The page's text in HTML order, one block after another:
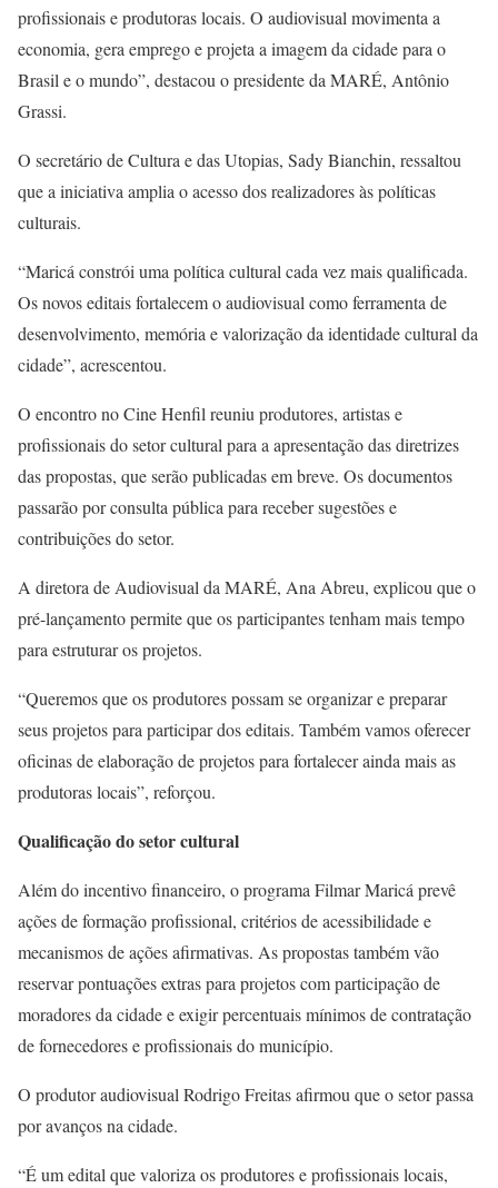
profissionais e produtoras locais. O audiovisual movimenta a
economia, gera emprego e projeta a imagem da cidade para o
Brasil e o mundo”, destacou o presidente da MARÉ, Antônio
Grassi.
O secretário de Cultura e das Utopias, Sady Bianchin, ressaltou
que a iniciativa amplia o acesso dos realizadores às políticas
culturais.
“Maricá constrói uma política cultural cada vez mais qualificada.
Os novos editais fortalecem o audiovisual como ferramenta de
desenvolvimento, memória e valorização da identidade cultural da
cidade”, acrescentou.
O encontro no Cine Henfil reuniu produtores, artistas e
profissionais do setor cultural para a apresentação das diretrizes
das propostas, que serão publicadas em breve. Os documentos
passarão por consulta pública para receber sugestões e
contribuições do setor.
A diretora de Audiovisual da MARÉ, Ana Abreu, explicou que o
pré-lançamento permite que os participantes tenham mais tempo
para estruturar os projetos.
“Queremos que os produtores possam se organizar e preparar
seus projetos para participar dos editais. Também vamos oferecer
oficinas de elaboração de projetos para fortalecer ainda mais as
produtoras locais”, reforçou.
Qualificação do setor cultural
Além do incentivo financeiro, o programa Filmar Maricá prevê
ações de formação profissional, critérios de acessibilidade e
mecanismos de ações afirmativas. As propostas também vão
reservar pontuações extras para projetos com participação de
moradores da cidade e exigir percentuais mínimos de contratação
de fornecedores e profissionais do município.
O produtor audiovisual Rodrigo Freitas afirmou que o setor passa
por avanços na cidade.
“É um edital que valoriza os produtores e profissionais locais,